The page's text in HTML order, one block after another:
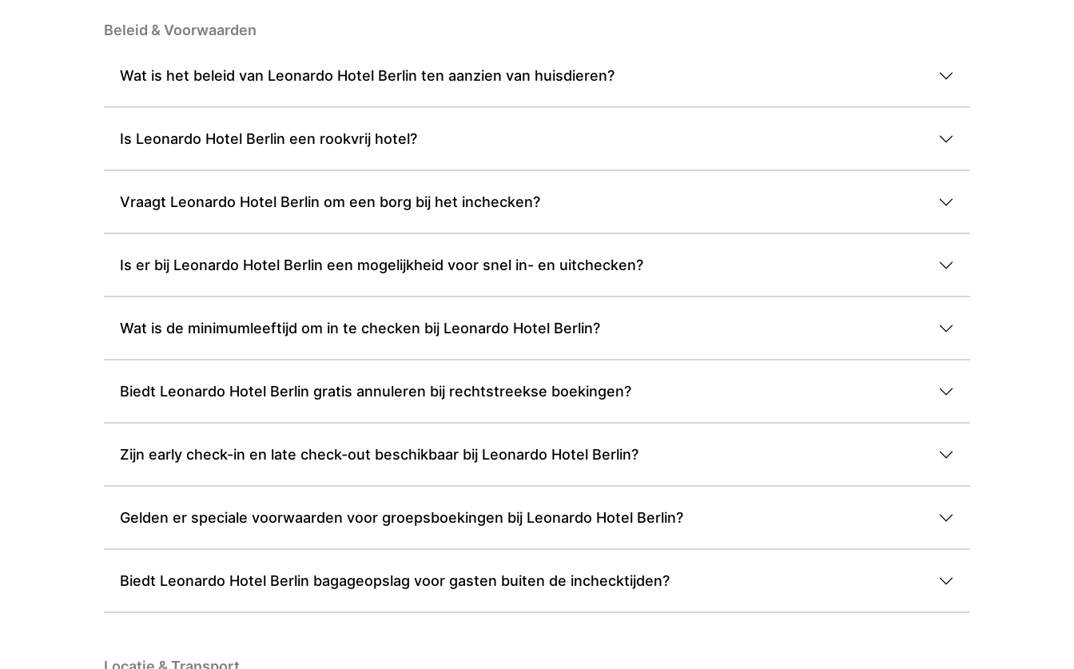
Beleid & Voorwaarden
Wat is het beleid van Leonardo Hotel Berlin ten aanzien van huisdieren?
Is Leonardo Hotel Berlin een rookvrij hotel?
Vraagt Leonardo Hotel Berlin om een borg bij het inchecken?
Is er bij Leonardo Hotel Berlin een mogelijkheid voor snel in- en uitchecken?
Wat is de minimumleeftijd om in te checken bij Leonardo Hotel Berlin?
Biedt Leonardo Hotel Berlin gratis annuleren bij rechtstreekse boekingen?
Zijn early check-in en late check-out beschikbaar bij Leonardo Hotel Berlin?
Gelden er speciale voorwaarden voor groepsboekingen bij Leonardo Hotel Berlin?
Biedt Leonardo Hotel Berlin bagageopslag voor gasten buiten de inchecktijden?